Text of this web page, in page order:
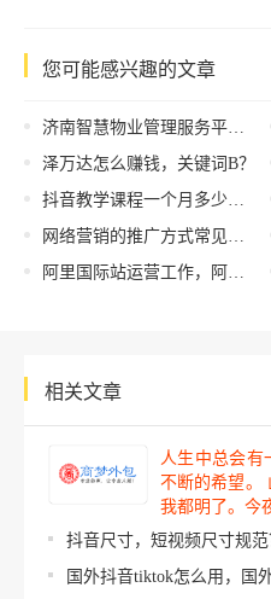
您可能感兴趣的文章
济南智慧物业管理服务平台（鸢都智慧物业管理服务平台）
泽万达怎么赚钱，关键词B？
抖音教学课程一个月多少钱，抖音教学课程一个月多少钱啊？
网络营销的推广方式常见的有哪些？网络推广的目标是什么？
阿里国际站运营工作，阿里巴巴国际站运营这个岗位怎么样好做吗？
相关文章
人生中总会有
不断的希望。
我都明了。今
抖音尺寸，短视频尺寸规范
国外抖音tiktok怎么用，国